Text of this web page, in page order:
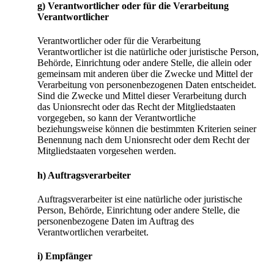
g) Verantwortlicher oder für die Verarbeitung
Verantwortlicher
Verantwortlicher oder für die Verarbeitung
Verantwortlicher ist die natürliche oder juristische Person,
Behörde, Einrichtung oder andere Stelle, die allein oder
gemeinsam mit anderen über die Zwecke und Mittel der
Verarbeitung von personenbezogenen Daten entscheidet.
Sind die Zwecke und Mittel dieser Verarbeitung durch
das Unionsrecht oder das Recht der Mitgliedstaaten
vorgegeben, so kann der Verantwortliche
beziehungsweise können die bestimmten Kriterien seiner
Benennung nach dem Unionsrecht oder dem Recht der
Mitgliedstaaten vorgesehen werden.
h) Auftragsverarbeiter
Auftragsverarbeiter ist eine natürliche oder juristische
Person, Behörde, Einrichtung oder andere Stelle, die
personenbezogene Daten im Auftrag des
Verantwortlichen verarbeitet.
i) Empfänger